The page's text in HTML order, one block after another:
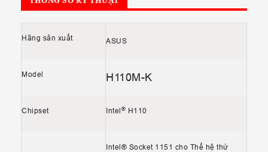
Hãng sản xuất ASUS
Model H110M-K
Chipset Intel® H110
Intel® Socket 1151 cho Thế hệ thứ